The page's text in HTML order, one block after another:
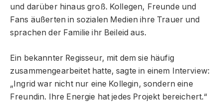
und darüber hinaus groß. Kollegen, Freunde und
Fans äußerten in sozialen Medien ihre Trauer und
sprachen der Familie ihr Beileid aus.
Ein bekannter Regisseur, mit dem sie häufig
zusammengearbeitet hatte, sagte in einem Interview:
„Ingrid war nicht nur eine Kollegin, sondern eine
Freundin. Ihre Energie hat jedes Projekt bereichert.“